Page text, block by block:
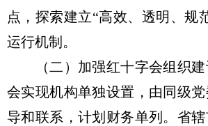
点，探索建立“高效、透明、规
运行机制。
（二）加强红十字会组织建
会实现机构单独设置，由同级
导和联系，计划财务单列。省